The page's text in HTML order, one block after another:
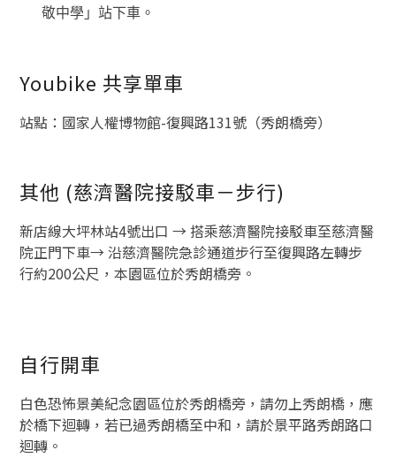
敬中學」站下車。
Youbike 共享單車
站點：國家人權博物館-復興路131號（秀朗橋旁）
其他 (慈濟醫院接駁車－步行)
新店線大坪林站4號出口 → 搭乘慈濟醫院接駁車至慈濟醫
院正門下車→ 沿慈濟醫院急診通道步行至復興路左轉步
行約200公尺，本園區位於秀朗橋旁。
自行開車
白色恐怖景美紀念園區位於秀朗橋旁，請勿上秀朗橋，應
於橋下迴轉，若已過秀朗橋至中和，請於景平路秀朗路口
迴轉。